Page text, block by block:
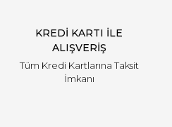
KREDİ KARTI İLE
ALIŞVERİŞ
Tüm Kredi Kartlarına Taksit
İmkanı